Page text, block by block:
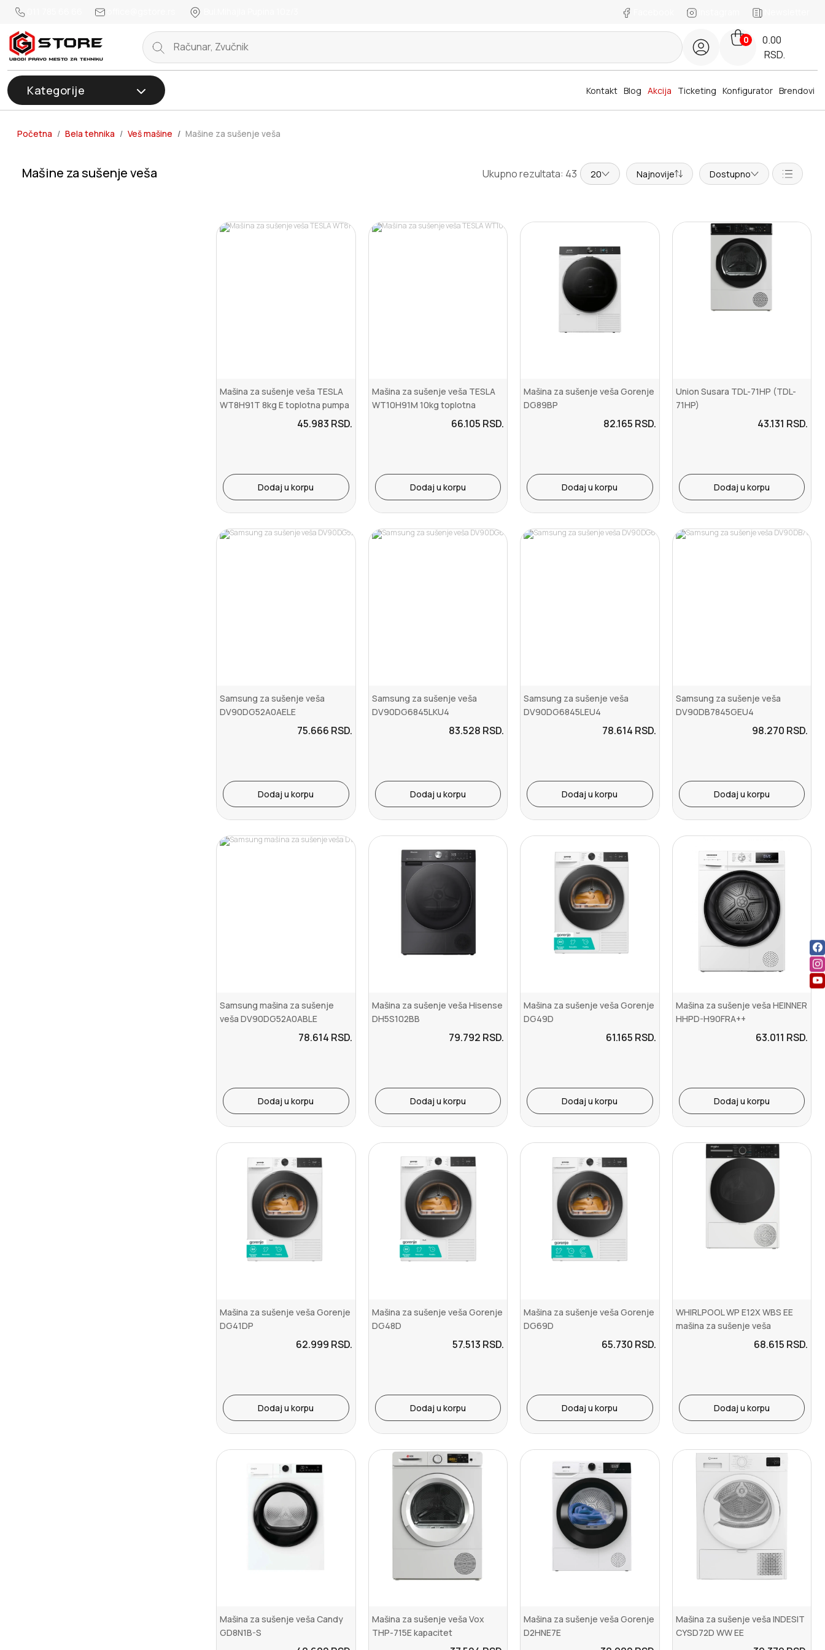
Instagram Newsletter
0
0.00
RSD.
Kategorije Brendovi
Blog Akcija
Kontakt Ticketing Konfigurator
Početna Bela tehnika Veš mašine Mašine za sušenje veša
Mašine za sušenje veša Ukupno rezultata: 43 20 Najnovije Dostupno
Mašina za sušenje veša TESLA
WT8H91T 8kg E toplotna pumpa
45.983 RSD.
Dodaj u korpu
Mašina za sušenje veša TESLA
WT10H91M 10kg toplotna
66.105 RSD.
Dodaj u korpu
Mašina za sušenje veša Gorenje
DG89BP
82.165 RSD.
Dodaj u korpu
Union Susara TDL-71HP (TDL-
71HP)
43.131 RSD.
Dodaj u korpu
Samsung za sušenje veša
DV90DG52A0AELE
75.666 RSD.
Dodaj u korpu
Samsung za sušenje veša
DV90DG6845LKU4
83.528 RSD.
Dodaj u korpu
Samsung za sušenje veša
DV90DG6845LEU4
78.614 RSD.
Dodaj u korpu
Samsung za sušenje veša
DV90DB7845GEU4
98.270 RSD.
Dodaj u korpu
Samsung mašina za sušenje
veša DV90DG52A0ABLE
78.614 RSD.
Dodaj u korpu
Mašina za sušenje veša Hisense
DH5S102BB
79.792 RSD.
Dodaj u korpu
Mašina za sušenje veša Gorenje
DG49D
61.165 RSD.
Dodaj u korpu
Mašina za sušenje veša HEINNER
HHPD-H90FRA++
9kg15programatoplotna ...
63.011 RSD.
Dodaj u korpu
Mašina za sušenje veša Gorenje
DG41DP
62.999 RSD.
Dodaj u korpu
Mašina za sušenje veša Gorenje
DG48D
57.513 RSD.
Dodaj u korpu
Mašina za sušenje veša Gorenje
DG69D
65.730 RSD.
Dodaj u korpu
WHIRLPOOL WP E12X WBS EE
mašina za sušenje veša
68.615 RSD.
Dodaj u korpu
Mašina za sušenje veša Candy
GD8N1B-S
Mašina za sušenje veša Vox
THP-715E kapacitet
7kgKondenzaciono sa t...
Mašina za sušenje veša Gorenje
D2HNE7E
Mašina za sušenje veša INDESIT
CYSD72D WW EE